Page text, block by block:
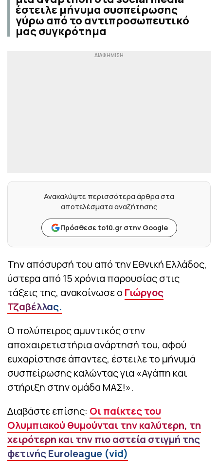
έστειλε μήνυμα συσπείρωσης
γύρω από το αντιπροσωπευτικό
μας συγκρότημα
Ανακαλύψτε περισσότερα άρθρα στα
αποτελέσματα αναζήτησης
Πρόσθεσε to10.gr στην Google
Την απόσυρσή του από την Εθνική Ελλάδος,
ύστερα από 15 χρόνια παρουσίας στις
τάξεις της, ανακοίνωσε ο Γιώργος
Τζαβέλλας.
Ο πολύπειρος αμυντικός στην
αποχαιρετιστήρια ανάρτησή του, αφού
ευχαρίστησε άπαντες, έστειλε το μήνυμά
συσπείρωσης καλώντας για «Αγάπη και
στήριξη στην ομάδα ΜΑΣ!».
Διαβάστε επίσης: Οι παίκτες του
Ολυμπιακού θυμούνται την καλύτερη, τη
χειρότερη και την πιο αστεία στιγμή της
φετινής Euroleague (vid)